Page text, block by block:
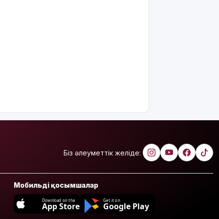
Біз әлеуметтік желіде:
Мобильді қосымшалар
Download on the
App Store
Get it on
Google Play